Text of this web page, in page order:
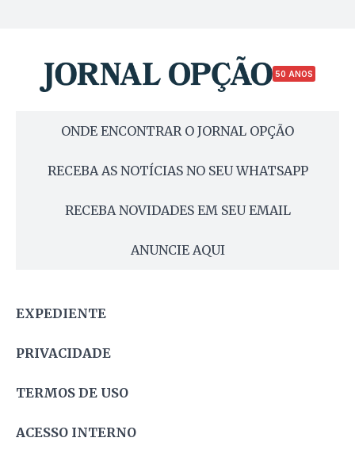
50 ANOS
ONDE ENCONTRAR O JORNAL OPÇÃO
RECEBA AS NOTÍCIAS NO SEU WHATSAPP
RECEBA NOVIDADES EM SEU EMAIL
ANUNCIE AQUI
EXPEDIENTE
PRIVACIDADE
TERMOS DE USO
ACESSO INTERNO